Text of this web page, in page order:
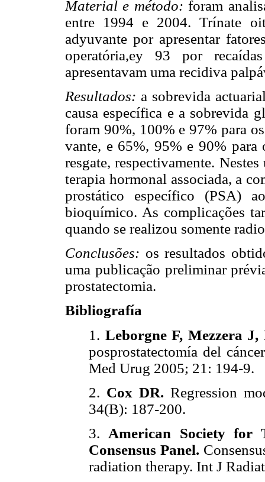
Material e método: foram
entre 1994 e 2004. Trínate
adyuvante por apresentar
operatória,ey 93 por
apresentavam uma recidiva
Resultados: a sobrevida
causa específica e a sobrevida
foram 90%, 100% e 97% para
vante, e 65%, 95% e 90% para
resgate, respectivamente.
terapia hormonal associada, a
prostático específico (PSA)
bioquímico. As complicações
quando se realizou somente
Conclusões: os resultados
uma publicação preliminar
prostatectomia.
Bibliografía
1. Leborgne F, Mezzera
posprostatectomía del
Med Urug 2005; 21: 194-9.
2. Cox DR. Regression
34(B): 187-200.
3. American Society for
Consensus Panel.
radiation therapy. Int J